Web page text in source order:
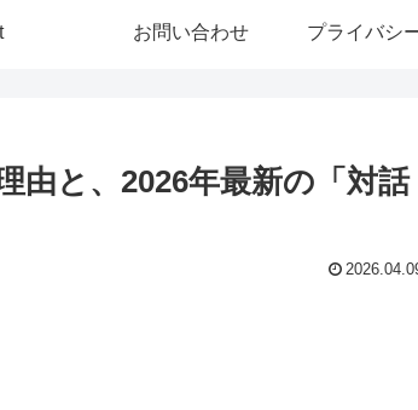
お問い合わせ プライバシ
由と、2026年最新の「対話